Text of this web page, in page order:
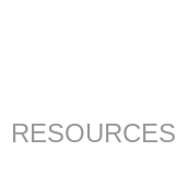
RESOURCES